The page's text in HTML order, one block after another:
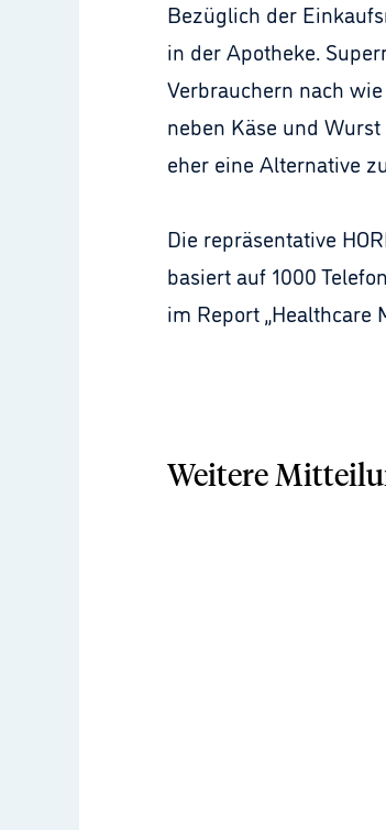
Bezüglich der
in der Apotheke.
Verbrauchern nach
neben Käse und
eher eine Alternative
Die repräsentative
basiert auf 1000
im Report „Healthcare
Weitere